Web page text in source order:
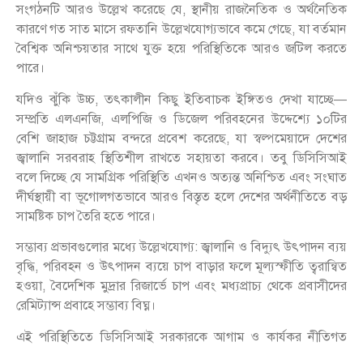
সংগঠনটি আরও উল্লেখ করেছে যে, স্থানীয় রাজনৈতিক ও অর্থনৈতিক
কারণে গত সাত মাসে রফতানি উল্লেখযোগ্যভাবে কমে গেছে, যা বর্তমান
বৈশ্বিক অনিশ্চয়তার সাথে যুক্ত হয়ে পরিস্থিতিকে আরও জটিল করতে
পারে।
যদিও ঝুঁকি উচ্চ, তৎকালীন কিছু ইতিবাচক ইঙ্গিতও দেখা যাচ্ছে—
সম্প্রতি এলএনজি, এলপিজি ও ডিজেল পরিবহনের উদ্দেশ্যে ১০টির
বেশি জাহাজ চট্টগ্রাম বন্দরে প্রবেশ করেছে, যা স্বল্পমেয়াদে দেশের
জ্বালানি সরবরাহ স্থিতিশীল রাখতে সহায়তা করবে। তবু ডিসিসিআই
বলে দিচ্ছে যে সামগ্রিক পরিস্থিতি এখনও অত্যন্ত অনিশ্চিত এবং সংঘাত
দীর্ঘস্থায়ী বা ভূগোলগতভাবে আরও বিস্তৃত হলে দেশের অর্থনীতিতে বড়
সামষ্টিক চাপ তৈরি হতে পারে।
সম্ভাব্য প্রভাবগুলোর মধ্যে উল্লেখযোগ্য: জ্বালানি ও বিদ্যুৎ উৎপাদন ব্যয়
বৃদ্ধি, পরিবহন ও উৎপাদন ব্যয়ে চাপ বাড়ার ফলে মূল্যস্ফীতি ত্বরান্বিত
হওয়া, বৈদেশিক মুদ্রার রিজার্ভে চাপ এবং মধ্যপ্রাচ্য থেকে প্রবাসীদের
রেমিট্যান্স প্রবাহে সম্ভাব্য বিঘ্ন।
এই পরিস্থিতিতে ডিসিসিআই সরকারকে আগাম ও কার্যকর নীতিগত